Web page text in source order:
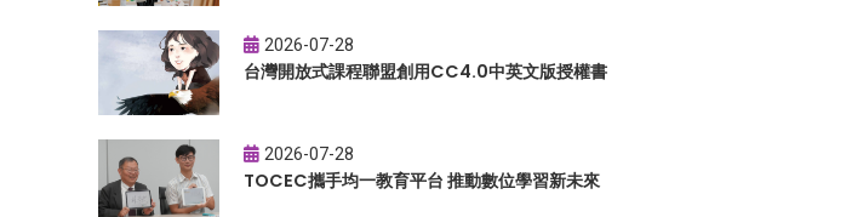
2026-07-28
台灣開放式課程聯盟創用CC4.0中英文版授權書
2026-07-28
TOCEC攜手均一教育平台 推動數位學習新未來